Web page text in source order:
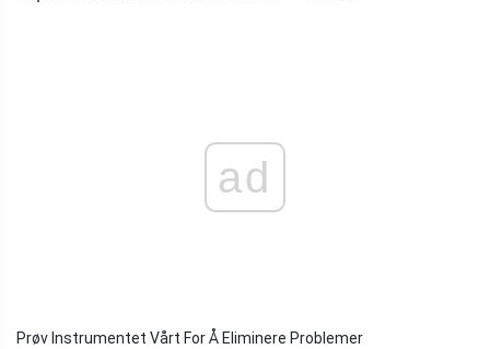
ad
Prøv Instrumentet Vårt For Å Eliminere Problemer